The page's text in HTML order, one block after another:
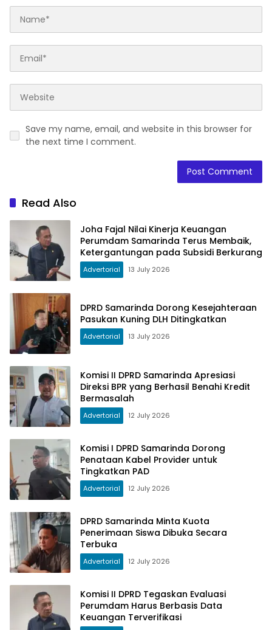
Save my name, email, and website in this browser for
the next time I comment.
Read Also
Joha Fajal Nilai Kinerja Keuangan
Perumdam Samarinda Terus Membaik,
Ketergantungan pada Subsidi Berkurang
Advertorial 13 July 2026
DPRD Samarinda Dorong Kesejahteraan
Pasukan Kuning DLH Ditingkatkan
Advertorial 13 July 2026
Komisi II DPRD Samarinda Apresiasi
Direksi BPR yang Berhasil Benahi Kredit
Bermasalah
Advertorial 12 July 2026
Komisi I DPRD Samarinda Dorong
Penataan Kabel Provider untuk
Tingkatkan PAD
Advertorial 12 July 2026
DPRD Samarinda Minta Kuota
Penerimaan Siswa Dibuka Secara
Terbuka
Advertorial 12 July 2026
Komisi II DPRD Tegaskan Evaluasi
Perumdam Harus Berbasis Data
Keuangan Terverifikasi